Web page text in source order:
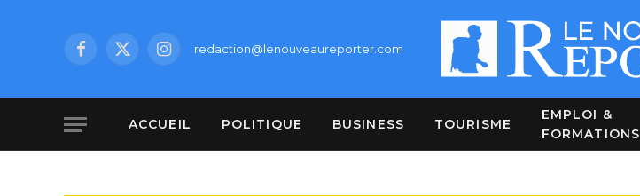
Facebook
X
Instagramredaction@lenouveaureporter.com
ACCUEIL POLITIQUE BUSINESS TOURISME
EMPLOI &
FORMATIONS